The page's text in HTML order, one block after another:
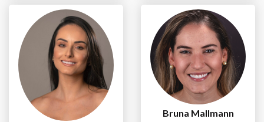
Bruna Mallmann